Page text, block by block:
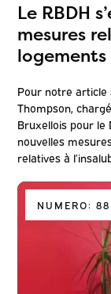
Le RBDH
mesures
logements
Pour notre article
Thompson,
Bruxellois pour le
nouvelles
relatives à
NUMERO: 88